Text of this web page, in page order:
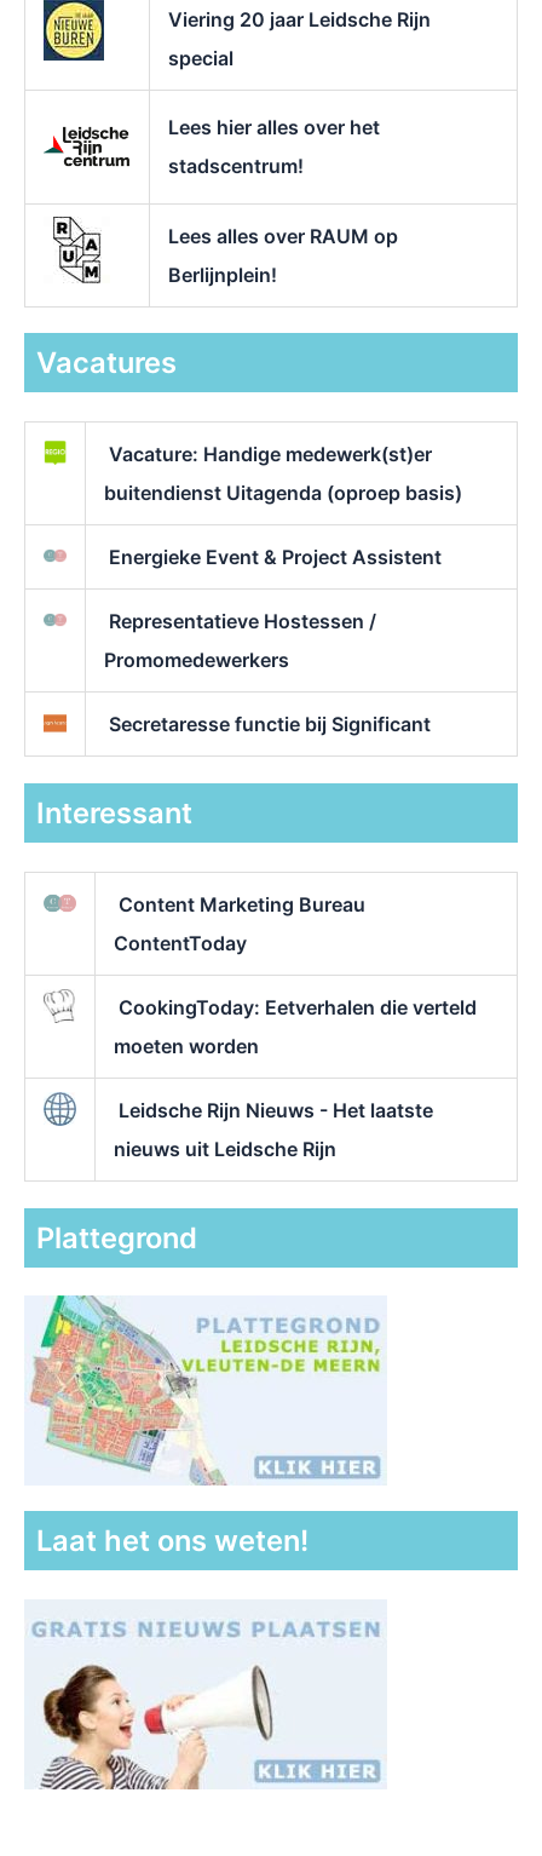
Viering 20 jaar Leidsche Rijn
special
Lees hier alles over het
stadscentrum!
Lees alles over RAUM op
Berlijnplein!
Vacatures
Vacature: Handige medewerk(st)er
buitendienst Uitagenda (oproep basis)
Energieke Event & Project Assistent
Representatieve Hostessen /
Promomedewerkers
Secretaresse functie bij Significant
Interessant
Content Marketing Bureau
ContentToday
CookingToday: Eetverhalen die verteld
moeten worden
Leidsche Rijn Nieuws - Het laatste
nieuws uit Leidsche Rijn
Plattegrond
Laat het ons weten!